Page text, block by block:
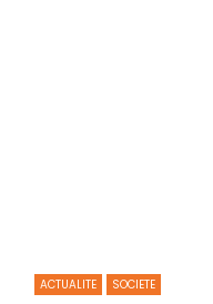
ACTUALITE SOCIETE